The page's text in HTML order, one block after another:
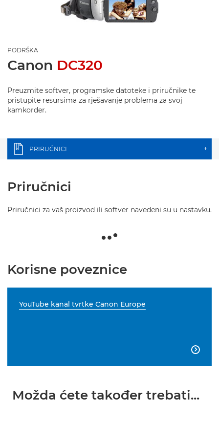
PODRŠKA
Canon DC320
Preuzmite softver, programske datoteke i priručnike te
pristupite resursima za rješavanje problema za svoj
kamkorder.
PRIRUČNICI +
Priručnici
Priručnici za vaš proizvod ili softver navedeni su u nastavku.
Korisne poveznice
YouTube kanal tvrtke Canon Europe

Možda ćete također trebati...